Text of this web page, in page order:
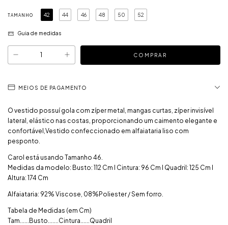
TAMANHO 42 44 46 48 50 52
Guia de medidas
MEIOS DE PAGAMENTO
O vestido possuí gola com zíper metal, mangas curtas, zíper invisível
lateral, elástico nas costas, proporcionando um caimento elegante e
confortável,Vestido confeccionado em alfaiataria liso com
pesponto.
Carol está usando Tamanho 46.
Medidas da modelo: Busto: 112 Cm I Cintura: 96 Cm I Quadril: 125 Cm I
Altura: 174 Cm
Alfaiataria: 92% Viscose, 08%Poliester / Sem forro.
Tabela de Medidas (em Cm)
Tam......Busto.......Cintura......Quadril